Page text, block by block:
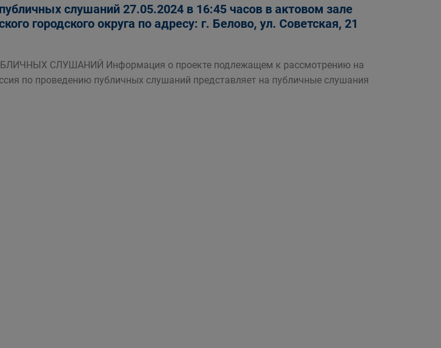
слушаний 27.05.2024 в 16:45 часов в актовом зале
городского округа по адресу: г. Белово, ул. Советская, 21
СЛУШАНИЙ Информация о проекте подлежащем к рассмотрению на
по проведению публичных слушаний представляет на публичные слушания